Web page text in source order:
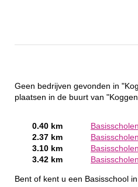
Geen bedrijven gevonden in
plaatsen in de buurt van
0.40 km
2.37 km
3.10 km
3.42 km
Bent of kent u een Basisschool